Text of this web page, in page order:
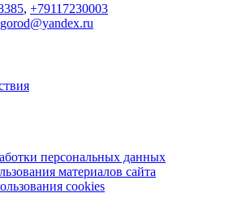
, +79117230003
персональных данных
материалов сайта
cookies